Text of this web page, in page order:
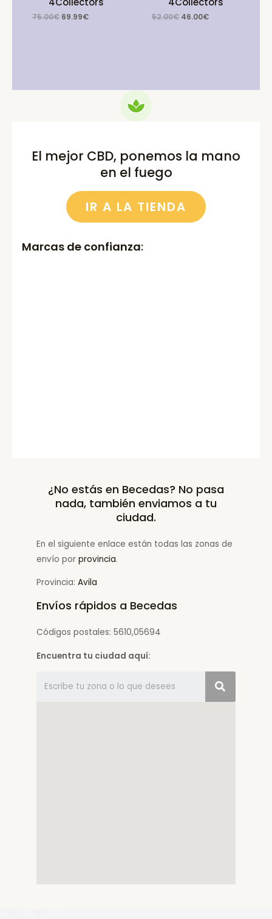
75.00€ Original
69.99€Current
52.00€ Original
46.00€Current
El mejor CBD, ponemos la mano
en el fuego
IR A LA TIENDA
Marcas de confianza:
¿No estás en Becedas? No pasa
nada, también enviamos a tu
ciudad.
En el siguiente enlace están todas las zonas de
envío por provincia.
Provincia: Avila
Envíos rápidos a Becedas
Códigos postales: 5610,05694
Encuentra tu ciudad aquí: